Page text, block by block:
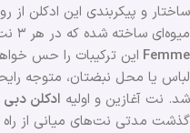
ساختار و پیکربندی این ادکلن از
میوه‌ای ساخته شده که در هر ۳ نت
Femme این ترکیبات را حس
لباس یا محل نبضتان، متوجه
شد. نت‌ آغازین و اولیه ادکلن دبی
گذشت مدتی نت‌های میانی از